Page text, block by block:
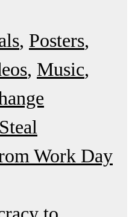
Posters
Music
Steal
Work Day